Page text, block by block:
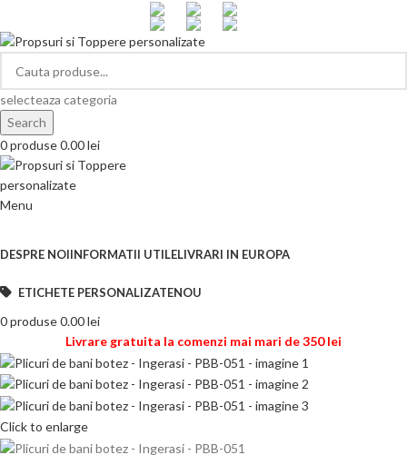
selecteaza categoria
Search
0produse0.00lei
Menu
DESPRE NOIINFORMATII UTILELIVRARI IN EUROPA
ETICHETE PERSONALIZATENOU
0produse0.00lei
Livrare gratuita la comenzi mai mari de 350 lei
Click to enlarge